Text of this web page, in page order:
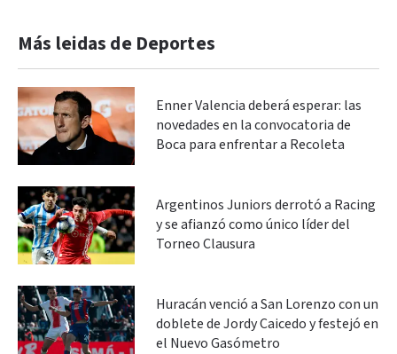
Más leidas de Deportes
Enner Valencia deberá esperar: las
novedades en la convocatoria de
Boca para enfrentar a Recoleta
Argentinos Juniors derrotó a Racing
y se afianzó como único líder del
Torneo Clausura
Huracán venció a San Lorenzo con un
doblete de Jordy Caicedo y festejó en
el Nuevo Gasómetro